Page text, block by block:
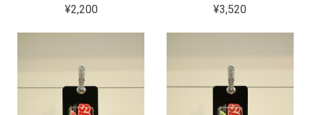
¥2,200 ¥3,520